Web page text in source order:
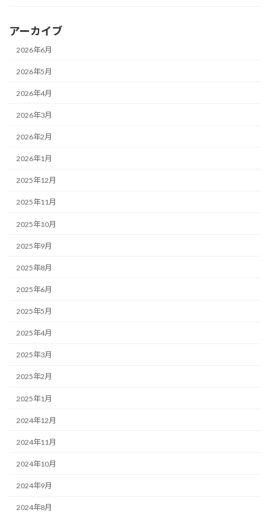
アーカイブ
2026年6月
2026年5月
2026年4月
2026年3月
2026年2月
2026年1月
2025年12月
2025年11月
2025年10月
2025年9月
2025年8月
2025年6月
2025年5月
2025年4月
2025年3月
2025年2月
2025年1月
2024年12月
2024年11月
2024年10月
2024年9月
2024年8月